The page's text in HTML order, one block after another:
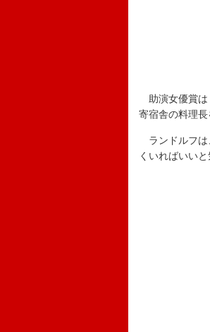
助演女優賞は
寄宿舎の料理長
ランドルフは
くいればいい